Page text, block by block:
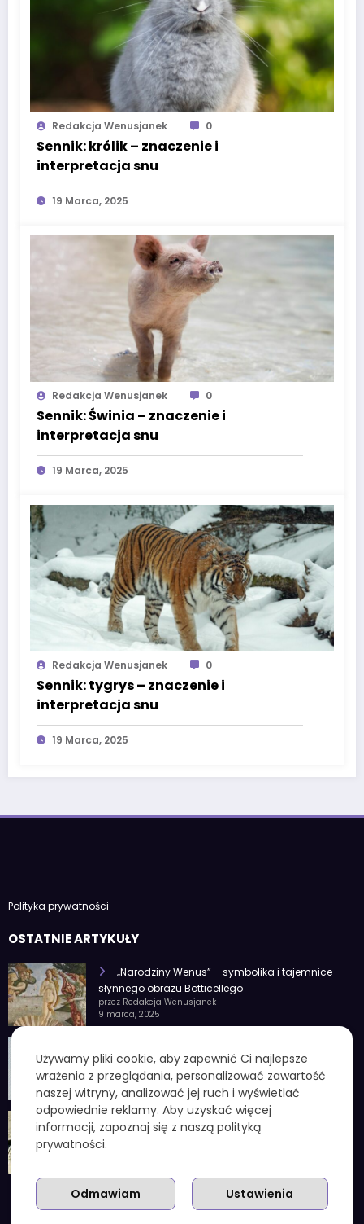
Redakcja Wenusjanek 0
Sennik: królik – znaczenie i
interpretacja snu
19 Marca, 2025
Redakcja Wenusjanek 0
Sennik: Świnia – znaczenie i
interpretacja snu
19 Marca, 2025
Redakcja Wenusjanek 0
Sennik: tygrys – znaczenie i
interpretacja snu
19 Marca, 2025
Polityka prywatności
OSTATNIE ARTYKUŁY
„Narodziny Wenus” – symbolika i tajemnice
słynnego obrazu Botticellego
przez Redakcja Wenusjanek
9 marca, 2025
cechy osobowości
przez Redakcja Wenusjanek
4 lutego, 2025
1 kuna ile to zł – aktualny przelicznik, koniec
chorwackiej waluty i praktyczne wskazówki
przez Redakcja Wenusjanek
Używamy pliki cookie, aby zapewnić Ci najlepsze
wrażenia z przeglądania, personalizować zawartość
naszej witryny, analizować jej ruch i wyświetlać
odpowiednie reklamy. Aby uzyskać więcej
informacji, zapoznaj się z naszą polityką
prywatności.
Ustawienia
Odmawiam